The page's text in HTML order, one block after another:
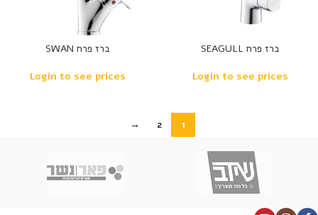
ברז פרח SEAGULL
Login to see prices
ברז פרח SWAN
Login to see prices
1
2
→